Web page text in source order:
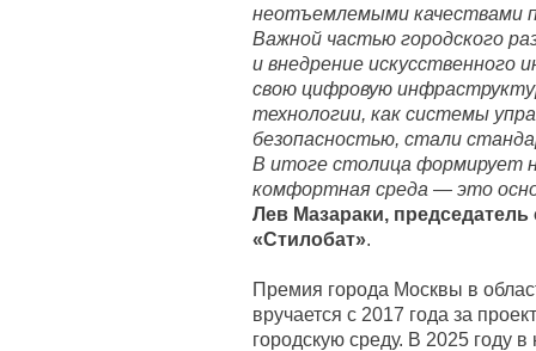
неотъемлемыми качествами
Важной частью городского
и внедрение искусственного
свою цифровую
технологии, как системы
безопасностью, стали
В итоге столица формирует
комфортная среда — это
Лев Мазараки,
«Стилобат».
Премия города Москвы в
вручается с 2017 года за
городскую среду. В 2025 году